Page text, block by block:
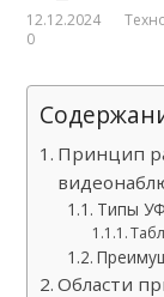
12.12.2024
0
Принцип
Типы
Области